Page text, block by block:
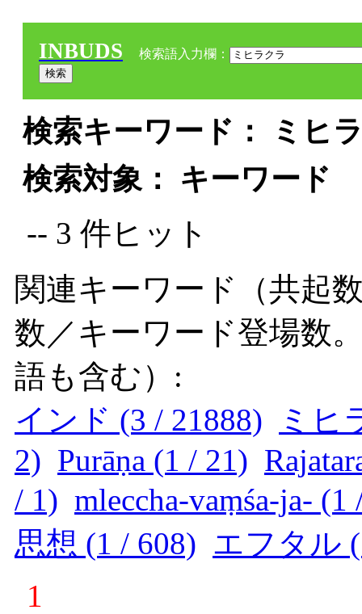
INBUDS 検索語入力欄：
検索キーワード： ミヒ
検索対象： キーワード
-- 3 件ヒット
関連キーワード（共起
数／キーワード登場数
語も含む）:
インド (3 / 21888)
ミヒ
2) Purāṇa (1 / 21)
/ 1) mleccha-vaṃśa-ja- (1
思想 (1 / 608) エフタル
1